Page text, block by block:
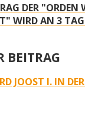
DER "ORDEN
WIRD AN 3
BEITRAG
JOOST I. IN